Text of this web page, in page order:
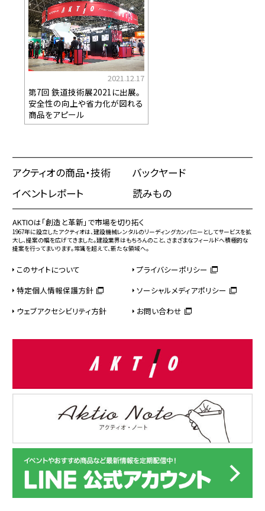
2021.12.17
第7回 鉄道技術展2021に出展。
安全性の向上や省力化が図れる
商品をアピール
アクティオの商品・技術
バックヤード
イベントレポート
読みもの
AKTIOは「創造と革新」で市場を切り拓く
1967年に設立したアクティオは、建設機械レンタルのリーディングカンパニーとしてサービスを拡
大し、提案の幅を広げてきました。建設業界はもちろんのこと、さまざまなフィールドへ積極的な
提案を行ってまいります。常識を超えて、新たな領域へ。
このサイトについて
プライバシーポリシー
特定個人情報保護方針
ソーシャルメディアポリシー
ウェブアクセシビリティ方針
お問い合わせ